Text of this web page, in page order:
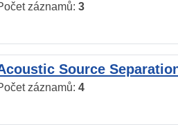
záznamů: 3
Source
záznamů: 4